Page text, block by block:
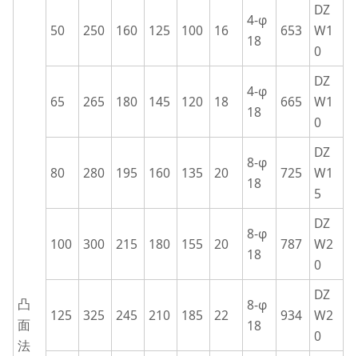
凸
面
法
50 250 160 125 100 16
4-φ
18
653
DZ
W1
0
65 265 180 145 120 18
4-φ
18
665
DZ
W1
0
80 280 195 160 135 20
8-φ
18
725
DZ
W1
5
100 300 215 180 155 20
8-φ
18
787
DZ
W2
0
125 325 245 210 185 22
8-φ
18
934
DZ
W2
0